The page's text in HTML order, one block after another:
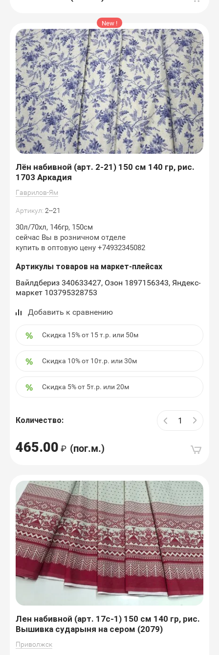
New !
Лён набивной (арт. 2-21) 150 см 140 гр, рис.
1703 Аркадия
Гаврилов-Ям
Артикул: 2--21
30л/70хл, 146гр, 150см
сейчас Вы в розничном отделе
купить в оптовую цену +74932345082
Артикулы товаров на маркет-плейсах
Вайлдбериз 340633427, Озон 1897156343, Яндекс-
маркет 103795328753
Добавить к сравнению
Скидка 15% от 15 т.р. или 50м
Скидка 10% от 10т.р. или 30м
Скидка 5% от 5т.р. или 20м
Количество:
465.00 (пог.м.)
Лен набивной (арт. 17с-1) 150 см 140 гр, рис.
Вышивка сударыня на сером (2079)
Приволжск